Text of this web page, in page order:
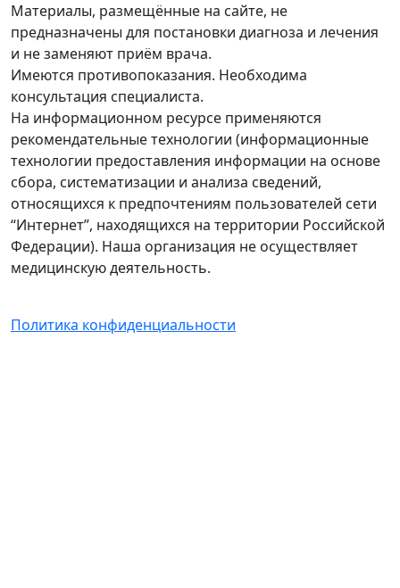
Материалы, размещённые на сайте, не
предназначены для постановки диагноза и лечения
и не заменяют приём врача.
Имеются противопоказания. Необходима
консультация специалиста.
На информационном ресурсе применяются
рекомендательные технологии (информационные
технологии предоставления информации на основе
сбора, систематизации и анализа сведений,
относящихся к предпочтениям пользователей сети
“Интернет”, находящихся на территории Российской
Федерации). Наша организация не осуществляет
медицинскую деятельность.
Политика конфиденциальности